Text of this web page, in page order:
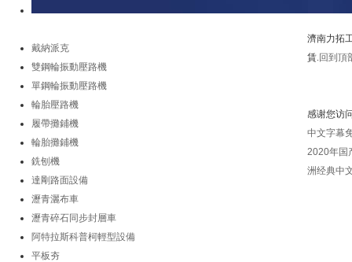
戴納派克
雙鋼輪振動壓路機
單鋼輪振動壓路機
輪胎壓路機
履帶攤鋪機
輪胎攤鋪機
銑刨機
達剛路面設備
瀝青灑布車
瀝青碎石同步封層車
阿特拉斯科普柯輕型設備
平板夯
濟南力拓
賃. 回到頂
感谢您访
中文字幕
2020年国
洲经典中